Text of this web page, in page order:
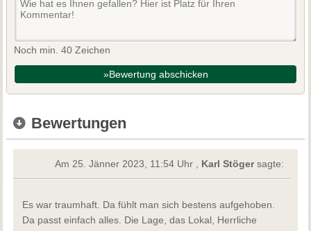
Noch min. 40 Zeichen
»Bewertung abschicken
Bewertungen
Am 25. Jänner 2023, 11:54 Uhr , Karl Stögersagte:
Es war traumhaft. Da fühlt man sich bestens aufgehoben.
Da passt einfach alles. Die Lage, das Lokal, Herrliche